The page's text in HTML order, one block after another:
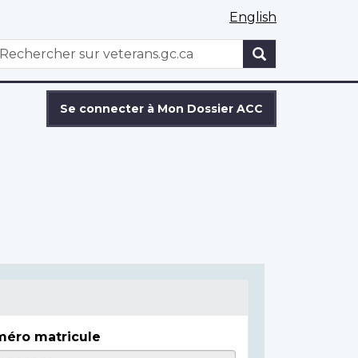
English
WxT
Se connecter à Mon Dossier ACC
matricule